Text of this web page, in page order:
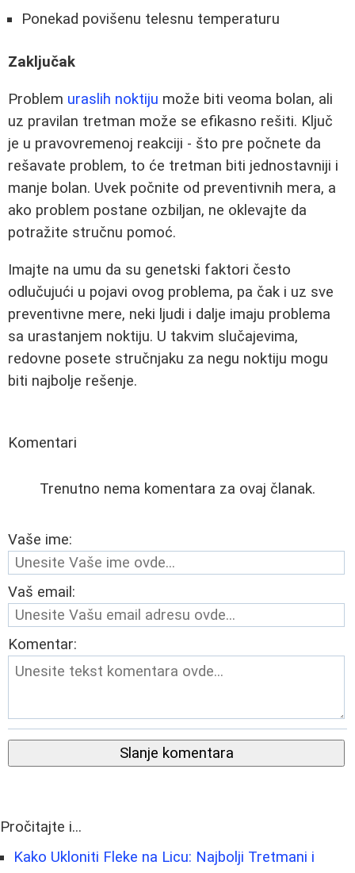
Ponekad povišenu telesnu temperaturu
Zaključak
Problem uraslih noktiju može biti veoma bolan, ali
uz pravilan tretman može se efikasno rešiti. Ključ
je u pravovremenoj reakciji - što pre počnete da
rešavate problem, to će tretman biti jednostavniji i
manje bolan. Uvek počnite od preventivnih mera, a
ako problem postane ozbiljan, ne oklevajte da
potražite stručnu pomoć.
Imajte na umu da su genetski faktori često
odlučujući u pojavi ovog problema, pa čak i uz sve
preventivne mere, neki ljudi i dalje imaju problema
sa urastanjem noktiju. U takvim slučajevima,
redovne posete stručnjaku za negu noktiju mogu
biti najbolje rešenje.
Komentari
Trenutno nema komentara za ovaj članak.
Vaše ime:
Vaš email:
Komentar:
Slanje komentara
Pročitajte i...
Kako Ukloniti Fleke na Licu: Najbolji Tretmani i